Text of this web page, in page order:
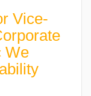
Vice-
We